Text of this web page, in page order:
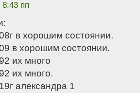
8:43 пп
в хорошим состоянии.
в хорошим состоянии.
их много
их много.
александра 1